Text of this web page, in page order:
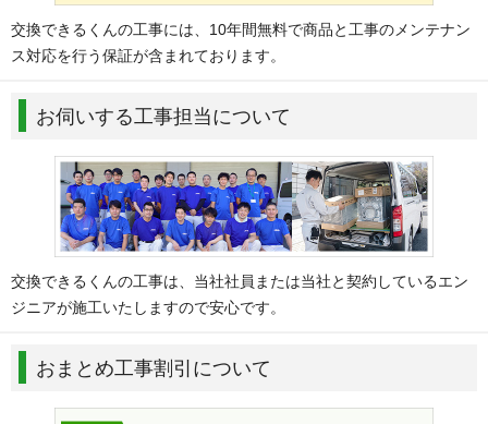
交換できるくんの工事には、10年間無料で商品と工事のメンテナン
ス対応を行う保証が含まれております。
お伺いする工事担当について
交換できるくんの工事は、当社社員または当社と契約しているエン
ジニアが施工いたしますので安心です。
おまとめ工事割引について